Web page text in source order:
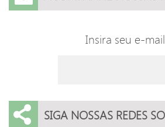
Insira seu e-mail
SIGA NOSSAS REDES